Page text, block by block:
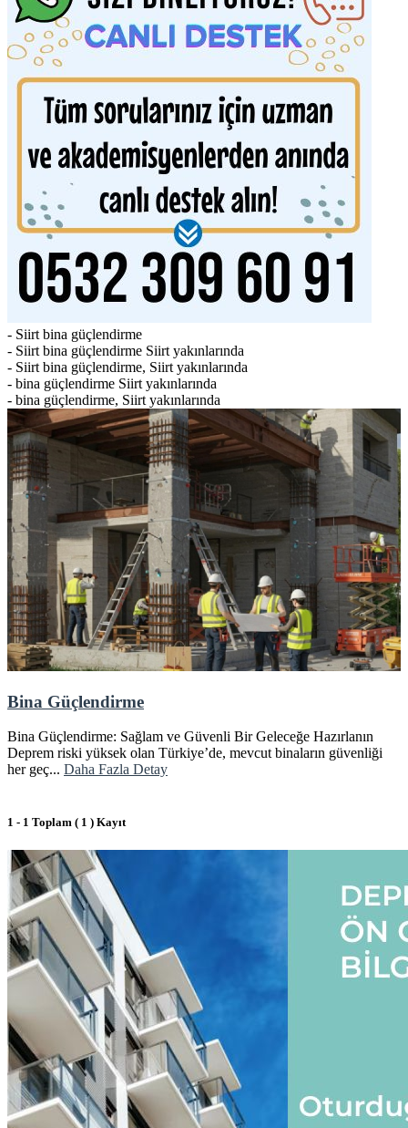
- Siirt bina güçlendirme
- Siirt bina güçlendirme Siirt yakınlarında
- Siirt bina güçlendirme, Siirt yakınlarında
- bina güçlendirme Siirt yakınlarında
- bina güçlendirme, Siirt yakınlarında
Bina Güçlendirme
Bina Güçlendirme: Sağlam ve Güvenli Bir Geleceğe Hazırlanın
Deprem riski yüksek olan Türkiye’de, mevcut binaların güvenliği
her geç... Daha Fazla Detay
1 - 1 Toplam ( 1 ) Kayıt